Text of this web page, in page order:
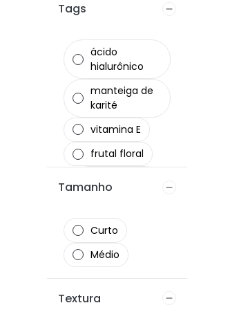
Tags
ácido
hialurônico
manteiga de
karité
vitamina E
frutal floral
semente de
cruelty-free
vegano
livre de
parabenos
Tamanho
Curto
Médio
Textura